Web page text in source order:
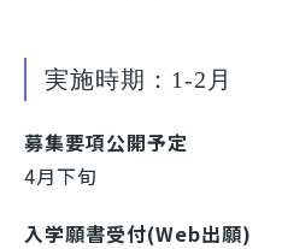
実施時期：1-2月
募集要項公開予定
4月下旬
入学願書受付(Web出願)